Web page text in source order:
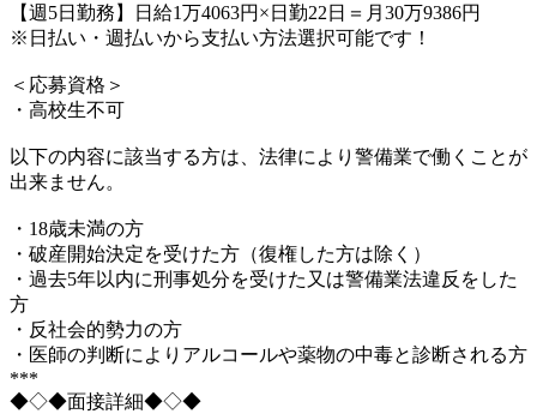
【週5日勤務】日給1万4063円×日勤22日＝月30万9386円
※日払い・週払いから支払い方法選択可能です！
＜応募資格＞
・高校生不可
以下の内容に該当する方は、法律により警備業で働くことが
出来ません。
・18歳未満の方
・破産開始決定を受けた方（復権した方は除く）
・過去5年以内に刑事処分を受けた又は警備業法違反をした
方
・反社会的勢力の方
・医師の判断によりアルコールや薬物の中毒と診断される方
***
◆◇◆面接詳細◆◇◆